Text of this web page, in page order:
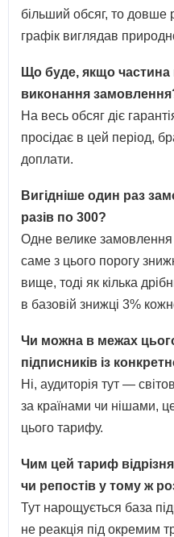
більший обсяг, то довше
графік виглядав
Що буде, якщо частина
виконання
На весь обсяг діє
просідає в цей період,
доплати.
Вигідніше один раз
разів по 300?
Одне велике
саме з цього порогу
вище, тоді як кілька
в базовій знижці 3%
Чи можна в межах
підписників із
Ні, аудиторія тут —
за країнами чи нішами,
цього тарифу.
Чим цей тариф
чи репостів у тому ж
Тут нарощується база
не реакція під окремим